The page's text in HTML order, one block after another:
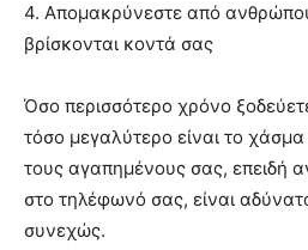
4. Απομακρύνεστε από
βρίσκονται κοντά σας
Όσο περισσότερο χρόνο
τόσο μεγαλύτερο είναι το
τους αγαπημένους σας, επειδή
στο τηλέφωνό σας, είναι
συνεχώς.